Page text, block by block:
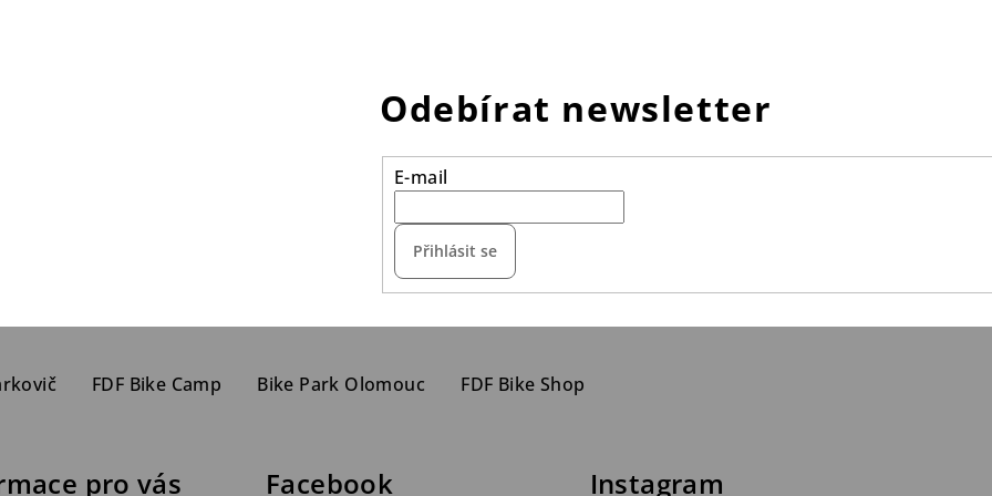
Odebírat newsletter
E-mail
Přihlásit se
FDF Bike Camp Bike Park Olomouc FDF Bike Shop
pro vás Facebook Instagram